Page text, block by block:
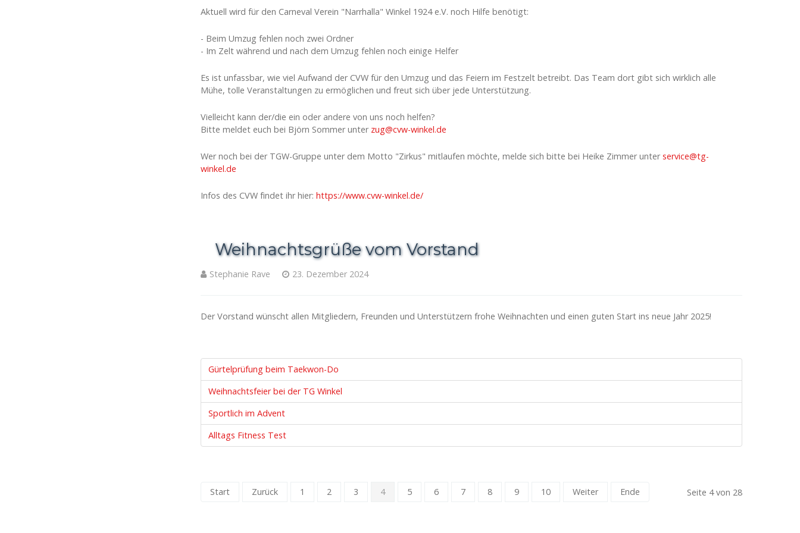
Aktuell wird für den Carneval Verein "Narrhalla" Winkel 1924 e.V. noch Hilfe benötigt:
- Beim Umzug fehlen noch zwei Ordner
- Im Zelt während und nach dem Umzug fehlen noch einige Helfer
Es ist unfassbar, wie viel Aufwand der CVW für den Umzug und das Feiern im Festzelt betreibt. Das Team dort gibt sich wirklich alle
Mühe, tolle Veranstaltungen zu ermöglichen und freut sich über jede Unterstützung.
Vielleicht kann der/die ein oder andere von uns noch helfen?
Bitte meldet euch bei Björn Sommer unter zug@cvw-winkel.de
Wer noch bei der TGW-Gruppe unter dem Motto "Zirkus" mitlaufen möchte, melde sich bitte bei Heike Zimmer unterservice@tg-
winkel.de
Infos des CVW findet ihr hier: https://www.cvw-winkel.de/
Weihnachtsgrüße vom Vorstand
Stephanie Rave 23. Dezember 2024
Der Vorstand wünscht allen Mitgliedern, Freunden und Unterstützern frohe Weihnachten und einen guten Start ins neue Jahr 2025!
Gürtelprüfung beim Taekwon-Do
Weihnachtsfeier bei der TG Winkel
Sportlich im Advent
Alltags Fitness Test
Seite 4 von 28
Start Zurück 1 2 3 4 5 6 7 8 9 10 Weiter Ende